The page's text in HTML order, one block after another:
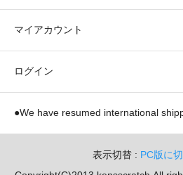
マイアカウント
ログイン
●We have resumed international
表示切替 : PC版に